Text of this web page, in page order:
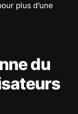
plus d’une
du